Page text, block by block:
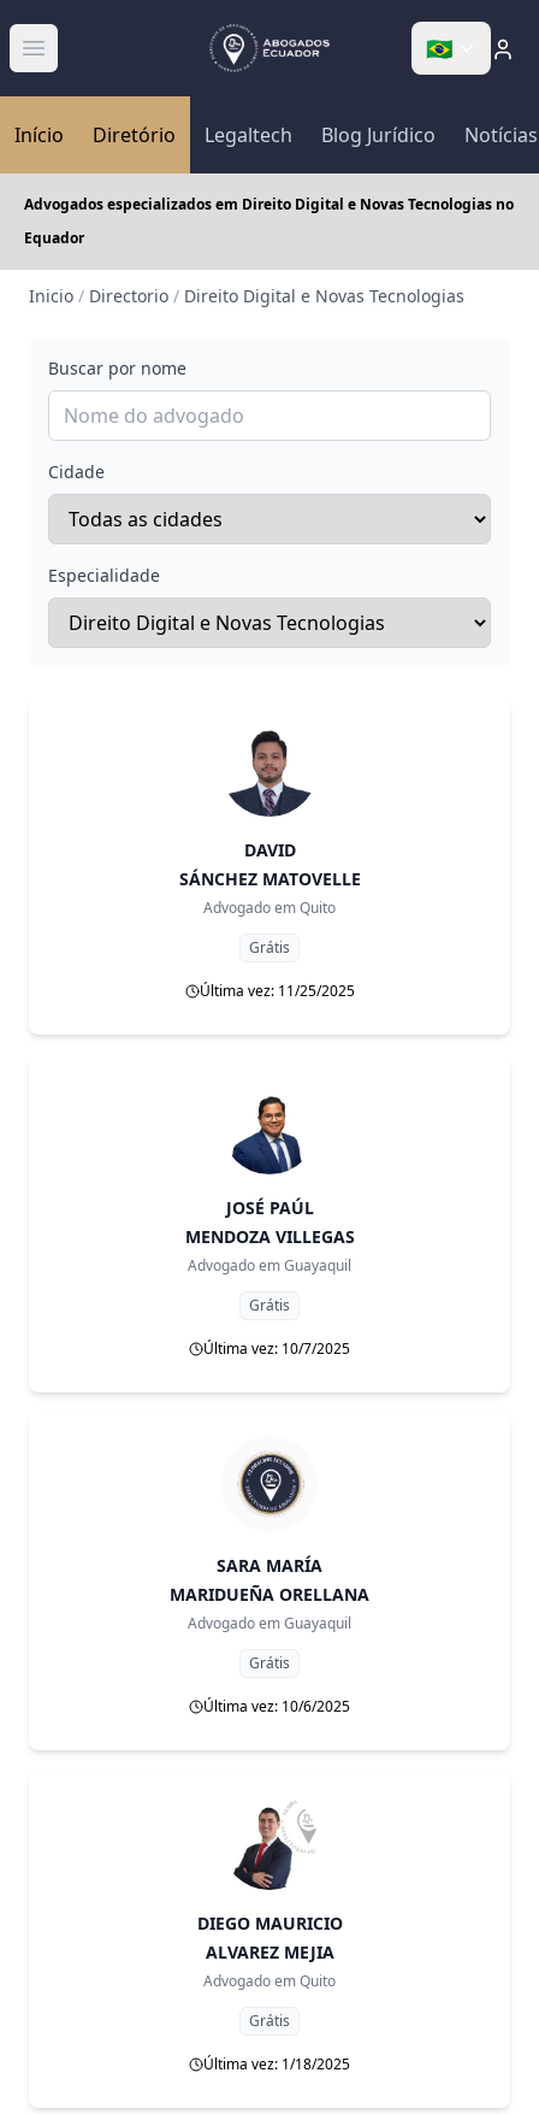
Abrir menú 🇧🇷
Início Diretório Legaltech Blog Jurídico Notícias
Advogados especializados em Direito Digital e Novas Tecnologias no
Equador
Inicio / Directorio / Direito Digital e Novas Tecnologias
Buscar por nome
Cidade
Especialidade
DAVID
SÁNCHEZ MATOVELLE
Advogado emQuito
Grátis
Última vez: 11/25/2025
JOSÉ PAÚL
MENDOZA VILLEGAS
Advogado emGuayaquil
Grátis
Última vez: 10/7/2025
SARA MARÍA
MARIDUEÑA ORELLANA
Advogado emGuayaquil
Grátis
Última vez: 10/6/2025
DIEGO MAURICIO
ALVAREZ MEJIA
Advogado emQuito
Grátis
Última vez: 1/18/2025